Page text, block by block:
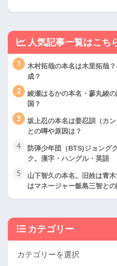
人気記事一覧はこち
1
木村拓哉の本名は木里拓哉
成？
2
綾瀬はるかの本名・蓼丸綾
国？
3
坂上忍の本名は姜忍訓（カ
との噂や原因は？
4
防弾少年団（BTS)ジョング
ク。漢字・ハングル・英語
5
山下智久の本名。旧姓は青
はマネージャー飯島三智と
カテゴリー